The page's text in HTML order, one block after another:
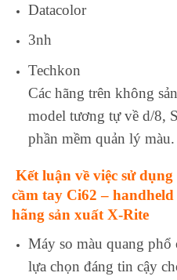
Datacolor
3nh
Techkon
Các hãng trên không
model tương tự về d/8,
phần mềm quản lý màu.
Kết luận về việc sử
cầm tay Ci62 –
hãng sản xuất X‑Rite
Máy so màu quang phổ
lựa chọn đáng tin cậy